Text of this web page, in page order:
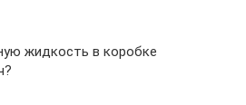
жидкость в коробке